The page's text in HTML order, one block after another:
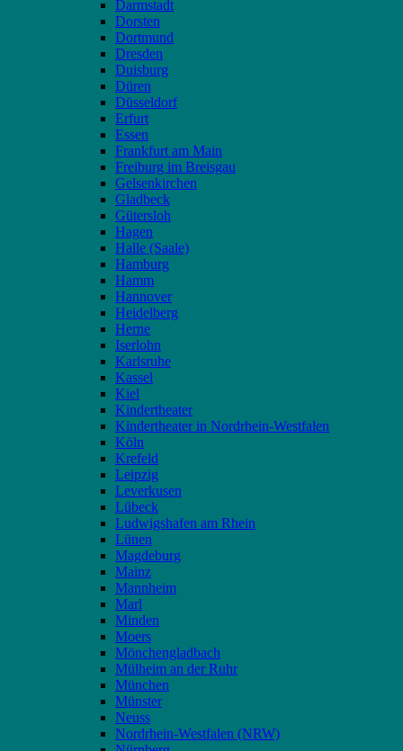
Darmstadt
Dorsten
Dortmund
Dresden
Duisburg
Düren
Düsseldorf
Erfurt
Essen
Frankfurt am Main
Freiburg im Breisgau
Gelsenkirchen
Gladbeck
Gütersloh
Hagen
Halle (Saale)
Hamburg
Hamm
Hannover
Heidelberg
Herne
Iserlohn
Karlsruhe
Kassel
Kiel
Kindertheater
Kindertheater in Nordrhein-Westfalen
Köln
Krefeld
Leipzig
Leverkusen
Lübeck
Ludwigshafen am Rhein
Lünen
Magdeburg
Mainz
Mannheim
Marl
Minden
Moers
Mönchengladbach
Mülheim an der Ruhr
München
Münster
Neuss
Nordrhein-Westfalen (NRW)